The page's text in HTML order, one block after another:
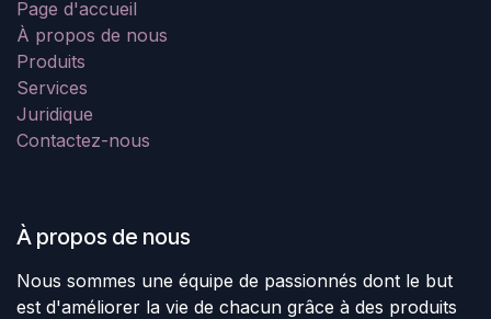
Page d'accueil
À propos de nous
Produits
Services
Juridique
Contactez-nous
À propos de nous
Nous sommes une équipe de passionnés dont le but
est d'améliorer la vie de chacun grâce à des produits